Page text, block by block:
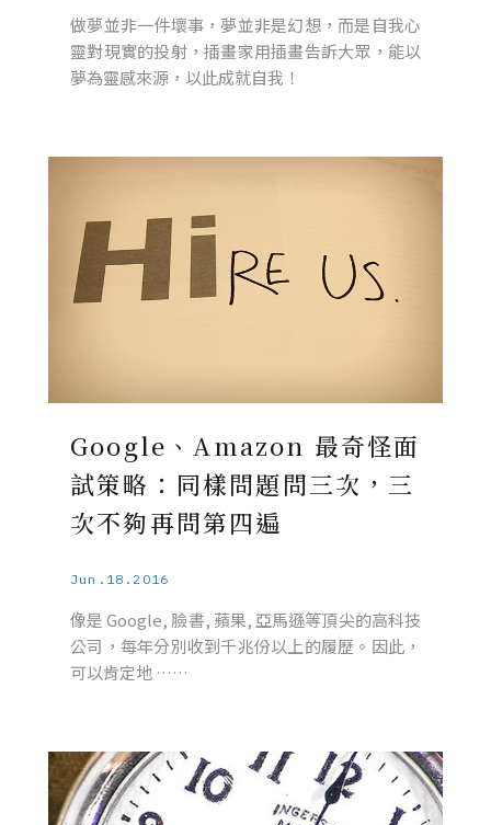
做夢並非一件壞事，夢並非是幻想，而是自我心
靈對現實的投射，插畫家用插畫告訴大眾，能以
夢為靈感來源，以此成就自我！
Google、Amazon 最奇怪面
試策略：同樣問題問三次，三
次不夠再問第四遍
Jun.18.2016
像是 Google, 臉書, 蘋果, 亞馬遜等頂尖的高科技
公司，每年分別收到千兆份以上的履歷。因此，
可以肯定地 ……